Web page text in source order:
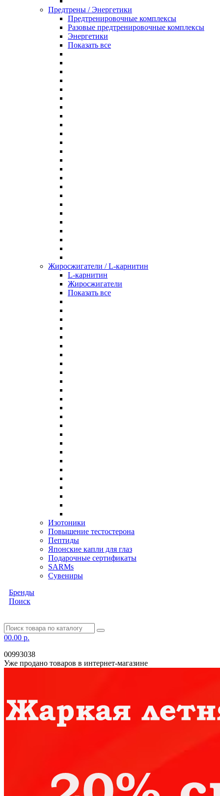
Предтрены / Энергетики
Предтренировочные комплексы
Разовые предтренировочные комплексы
Энергетики
Показать все
Жиросжигатели / L-карнитин
L-карнитин
Жиросжигатели
Показать все
Изотоники
Повышение тестостерона
Пептиды
Японские капли для глаз
Подарочные сертификаты
SARMs
Сувениры
Бренды
Поиск
00.00 р.
00993038
Уже продано товаров в интернет-магазине